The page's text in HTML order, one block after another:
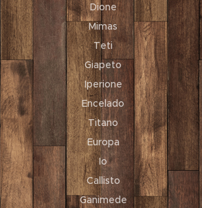
Dione
Mimas
Teti
Giapeto
Iperione
Encelado
Titano
Europa
Io
Callisto
Ganimede